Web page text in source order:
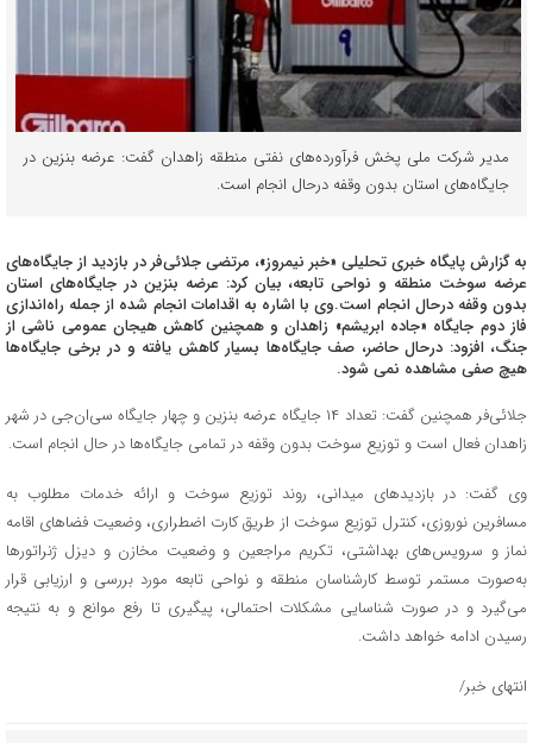
مدیر شرکت ملی پخش فرآورده‌های نفتی منطقه زاهدان گفت: عرضه بنزین در
جایگاه‌های استان بدون وقفه درحال انجام است.
به گزارش پایگاه خبری تحلیلی «خبر نیمروز»، مرتضی جلائی‌فر در بازدید از جایگاه‌های
عرضه سوخت منطقه و نواحی تابعه، بیان کرد: عرضه بنزین در جایگاه‌های استان
بدون وقفه درحال انجام است.وی با اشاره به اقدامات انجام شده از جمله راه‌اندازی
فاز دوم جایگاه «جاده ابریشم» زاهدان و همچنین کاهش هیجان عمومی ناشی از
جنگ، افزود: درحال حاضر، صف جایگاه‌ها بسیار کاهش یافته و در برخی جایگاه‌ها
هیچ صفی مشاهده نمی شود.
جلائی‌فر همچنین گفت: تعداد ۱۴ جایگاه عرضه بنزین و چهار جایگاه سی‌ان‌جی در شهر
زاهدان فعال است و توزیع سوخت بدون وقفه در تمامی جایگاه‌ها در حال انجام است.
وی گفت: در بازدیدهای میدانی، روند توزیع سوخت و ارائه خدمات مطلوب به
مسافرین نوروزی، کنترل توزیع سوخت از طریق کارت اضطراری، وضعیت فضاهای اقامه
نماز و سرویس‌های بهداشتی، تکریم مراجعین و وضعیت مخازن و دیزل ژنراتورها
به‌صورت مستمر توسط کارشناسان منطقه و نواحی تابعه مورد بررسی و ارزیابی قرار
می‌گیرد و در صورت شناسایی مشکلات احتمالی، پیگیری تا رفع موانع و به نتیجه
رسیدن ادامه خواهد داشت.
انتهای خبر/